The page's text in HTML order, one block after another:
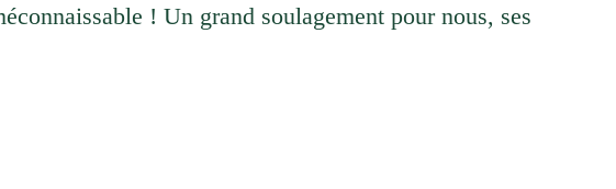
! Un grand soulagement pour nous, ses